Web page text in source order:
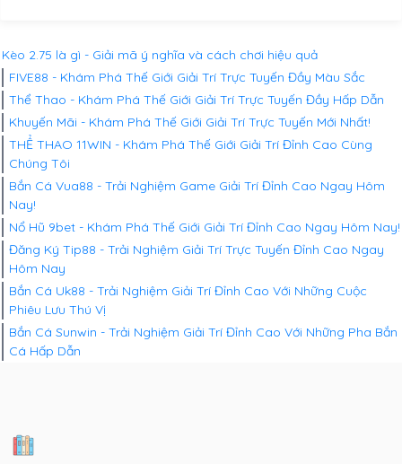
Kèo 2.75 là gì - Giải mã ý nghĩa và cách chơi hiệu quả
FIVE88 - Khám Phá Thế Giới Giải Trí Trực Tuyến Đầy Màu Sắc
Thể Thao - Khám Phá Thế Giới Giải Trí Trực Tuyến Đầy Hấp Dẫn
Khuyến Mãi - Khám Phá Thế Giới Giải Trí Trực Tuyến Mới Nhất!
THỂ THAO 11WIN - Khám Phá Thế Giới Giải Trí Đỉnh Cao Cùng
Chúng Tôi
Bắn Cá Vua88 - Trải Nghiệm Game Giải Trí Đỉnh Cao Ngay Hôm
Nay!
Nổ Hũ 9bet - Khám Phá Thế Giới Giải Trí Đỉnh Cao Ngay Hôm Nay!
Đăng Ký Tip88 - Trải Nghiệm Giải Trí Trực Tuyến Đỉnh Cao Ngay
Hôm Nay
Bắn Cá Uk88 - Trải Nghiệm Giải Trí Đỉnh Cao Với Những Cuộc
Phiêu Lưu Thú Vị
Bắn Cá Sunwin - Trải Nghiệm Giải Trí Đỉnh Cao Với Những Pha Bắn
Cá Hấp Dẫn